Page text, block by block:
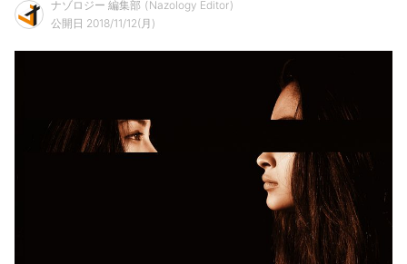
ナゾロジー 編集部
Nazology Editor
公開日 2018/11/12(月)